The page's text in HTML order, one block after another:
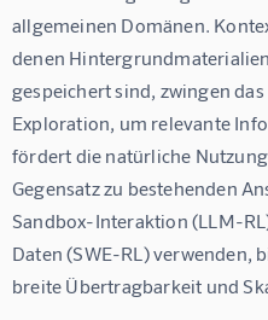
allgemeinen Domänen.
denen
gespeichert sind, zwingen
Exploration, um relevante
fördert die natürliche
Gegensatz zu bestehenden
Sandbox-Interaktion (LLM-
Daten (SWE-RL) verwenden,
breite Übertragbarkeit und